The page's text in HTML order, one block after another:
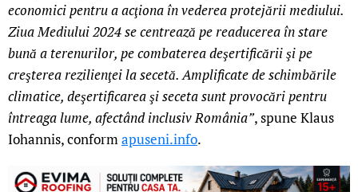
economici pentru a acţiona în vederea protejării mediului.
Ziua Mediului 2024 se centrează pe readucerea în stare
bună a terenurilor, pe combaterea deşertificării şi pe
creşterea rezilienţei la secetă. Amplificate de schimbările
climatice, deşertificarea şi seceta sunt provocări pentru
întreaga lume, afectând inclusiv România”, spune Klaus
Iohannis, conformapuseni.info.